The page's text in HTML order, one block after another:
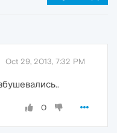
Oct 29, 2013, 7:32 PM
0